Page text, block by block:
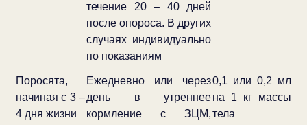
течение 20 – 40 дней
после опороса. В других
случаях индивидуально
по показаниям
Поросята,
начиная с 3 –
4 дня жизни
Ежедневно или через
день в утреннее
кормление с ЗЦМ,
0,1 или 0,2 мл
на 1 кг массы
тела